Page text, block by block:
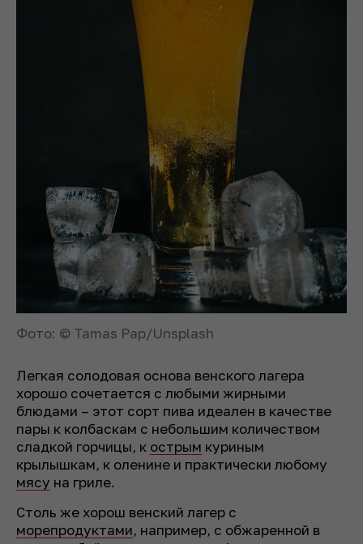
Фото: © Tamas Pap/Unsplash
Легкая солодовая основа венского лагера
хорошо сочетается с любыми жирными
блюдами – этот сорт пива идеален в качестве
пары к колбаскам с небольшим количеством
сладкой горчицы, к острым куриным
крылышкам, к оленине и практически любому
мясу на гриле.
Столь же хорош венский лагер с
морепродуктами, например, с обжаренной в